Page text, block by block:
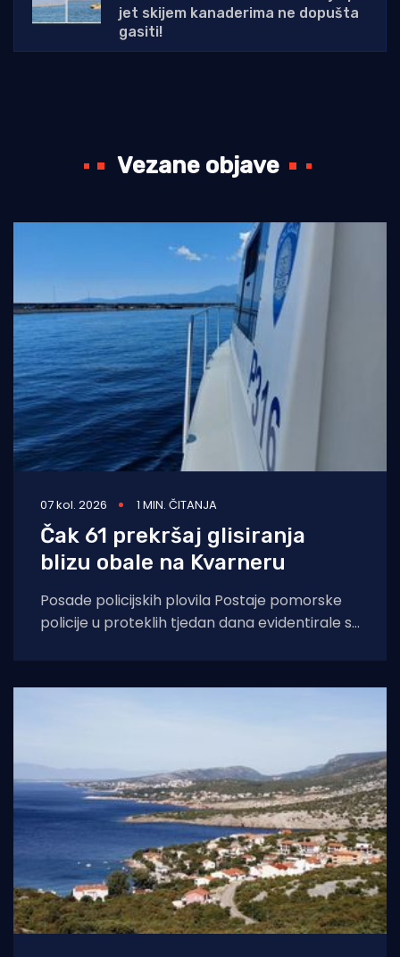
jet skijem kanaderima ne dopušta
gasiti!
Vezane objave
07 kol. 2026 1 MIN. ČITANJA
Čak 61 prekršaj glisiranja
blizu obale na Kvarneru
Posade policijskih plovila Postaje pomorske
policije u proteklih tjedan dana evidentirale su